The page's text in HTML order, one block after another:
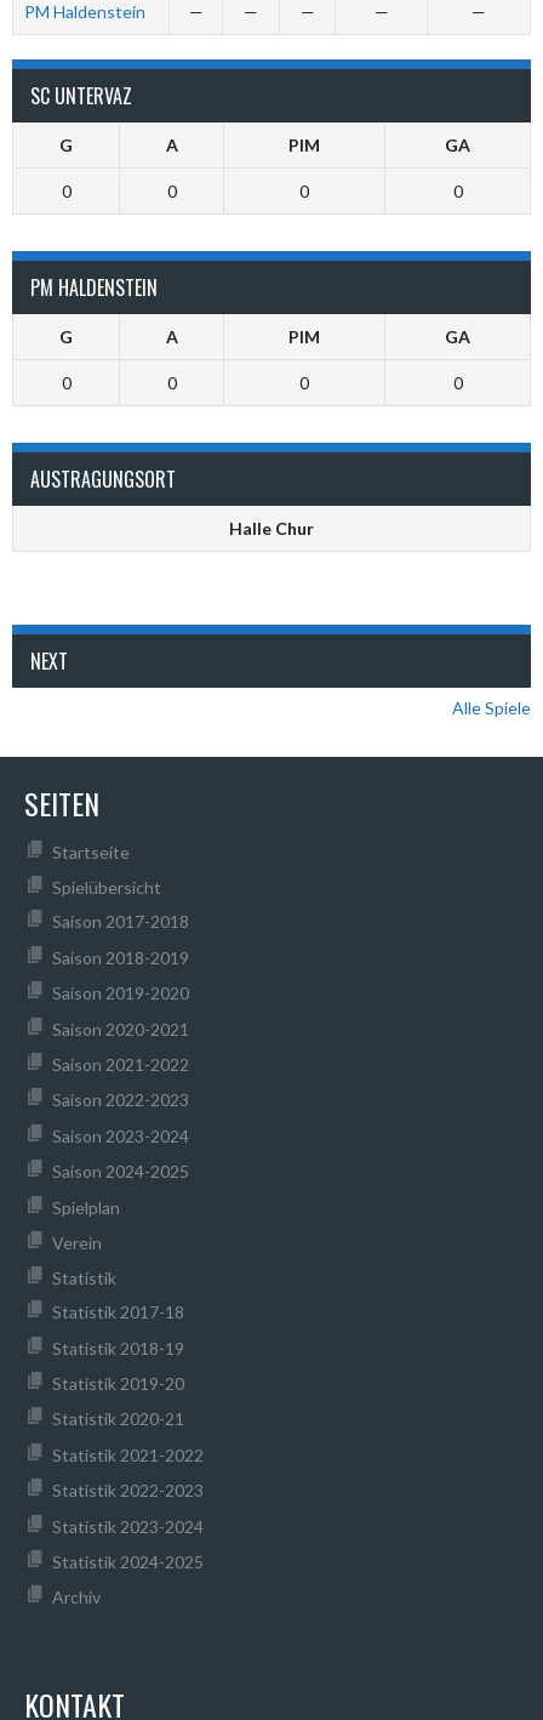
PM Haldenstein — — — — —
SC UNTERVAZ
G A PIM GA
0 0 0 0
PM HALDENSTEIN
G A PIM GA
0 0 0 0
AUSTRAGUNGSORT
Halle Chur
NEXT
Alle Spiele
SEITEN
Startseite
Spielübersicht
Saison 2017-2018
Saison 2018-2019
Saison 2019-2020
Saison 2020-2021
Saison 2021-2022
Saison 2022-2023
Saison 2023-2024
Saison 2024-2025
Spielplan
Verein
Statistik
Statistik 2017-18
Statistik 2018-19
Statistik 2019-20
Statistik 2020-21
Statistik 2021-2022
Statistik 2022-2023
Statistik 2023-2024
Statistik 2024-2025
Archiv
KONTAKT